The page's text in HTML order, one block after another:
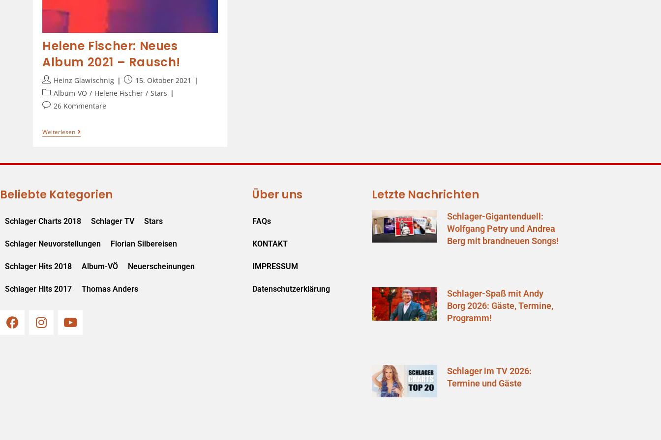
Helene Fischer: Neues
Album 2021 – Rausch!
Heinz Glawischnig
15. Oktober 2021
Album-VÖ / Helene Fischer / Stars
26 Kommentare
Weiterlesen
Beliebte Kategorien
Schlager Charts 2018 Schlager TV Stars
Schlager Neuvorstellungen Florian Silbereisen
Schlager Hits 2018 Album-VÖ Neuerscheinungen
Schlager Hits 2017 Thomas Anders
Über uns
FAQs
KONTAKT
IMPRESSUM
Datenschutzerklärung
Letzte Nachrichten
Schlager-Gigantenduell:
Wolfgang Petry und Andrea
Berg mit brandneuen Songs!
Schlager-Spaß mit Andy
Borg 2026: Gäste, Termine,
Programm!
Schlager im TV 2026:
Termine und Gäste